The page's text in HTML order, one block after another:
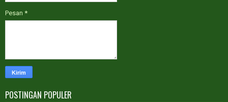
Pesan *
POSTINGAN POPULER